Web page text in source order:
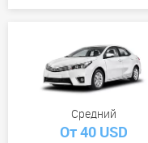
Средний
От 40 USD